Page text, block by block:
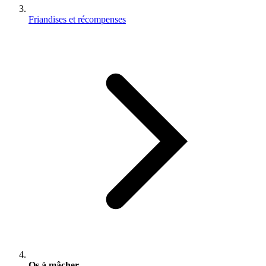
Friandises et récompenses